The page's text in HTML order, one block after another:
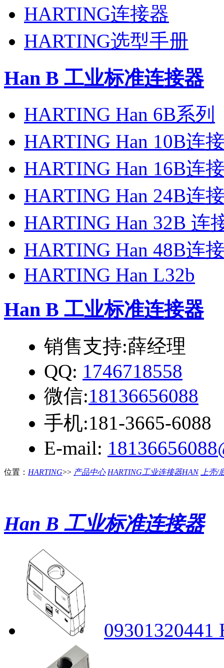
HARTING连接器
HARTING选型手册
Han B 工业标准连接器
HARTING Han 6B系列
HARTING Han 10B连
HARTING Han 16B连
HARTING Han 24B连
HARTING Han 32B 连
HARTING Han 48B连
HARTING Han L32b
Han B 工业标准连接器
销售支持:薛经理
QQ: 1746718558
微信:18136656088
手机:181-3665-6088
E-mail:
位置： HARTING>> 产品中心 HARTING工业连接器HAN 上壳/
Han B 工业标准连接器
09301320441